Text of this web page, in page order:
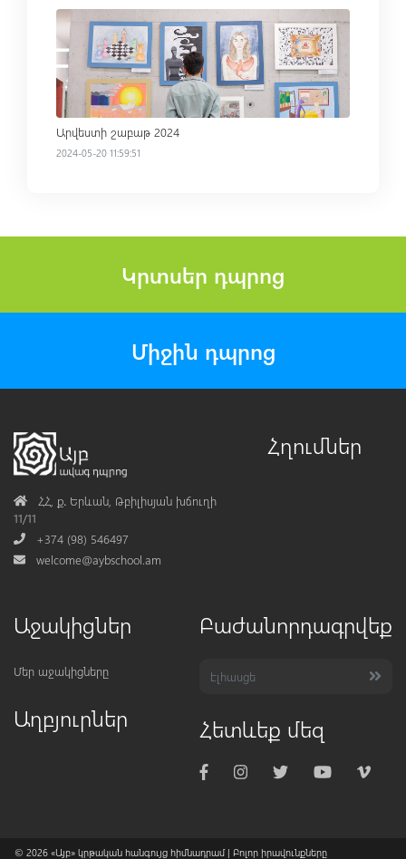
Read more
Արվեստի շաբաթ 2024
2024-05-20 11:59:51
Կրտսեր դպրոց
Միջին դպրոց
AddressՀՀ, ք․ Երևան, Թբիլիսյան խճուղի
11/11
Phone+374 (98) 546497
Mail
welcome@aybschool.am
Հղումներ
Աջակիցներ
Մեր աջակիցները
Աղբյուրներ
Բաժանորդագրվեք
Հետևեք մեզ
© 2026 «Այբ» կրթական հանգույց հիմնադրամ| Բոլոր իրավունքները